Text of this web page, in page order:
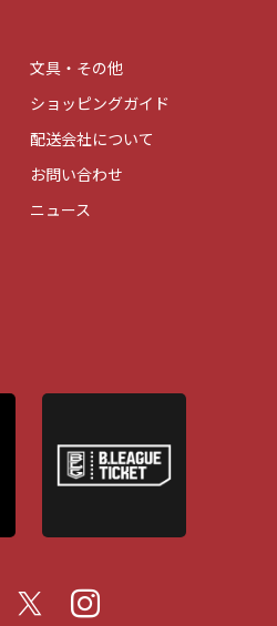
文具・その他
ショッピングガイド
配送会社について
お問い合わせ
ニュース